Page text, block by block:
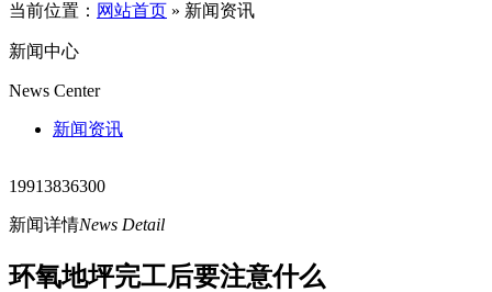
当前位置： 网站首页 » 新闻资讯
新闻中心
News Center
新闻资讯
19913836300
新闻详情News Detail
环氧地坪完工后要注意什么